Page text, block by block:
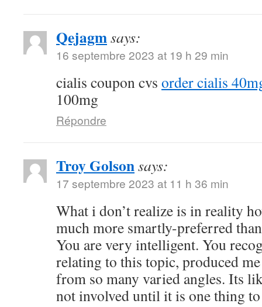
Qejagmsays:
16 septembre 2023 at 19 h 29 min
cialis coupon cvs order cialis
100mg
Répondre
Troy Golsonsays:
17 septembre 2023 at 11 h 36 min
What i don’t realize is in reality
much more smartly-preferred
You are very intelligent. You
relating to this topic, produced
from so many varied angles. Its
not involved until it is one thing